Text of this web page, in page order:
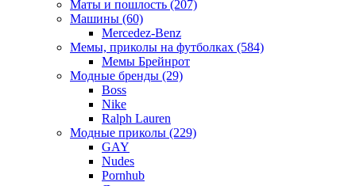
Маты и пошлость (207)
Машины (60)
Mercedez-Benz
Мемы, приколы на футболках (584)
Мемы Брейнрот
Модные бренды (29)
Boss
Nike
Ralph Lauren
Модные приколы (229)
GAY
Nudes
Pornhub